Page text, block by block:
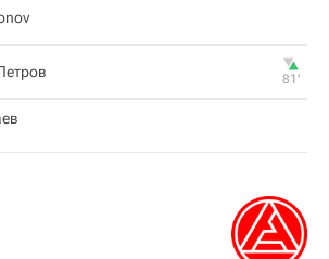
81‎’‎